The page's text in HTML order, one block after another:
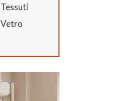
Tessuti
Vetro